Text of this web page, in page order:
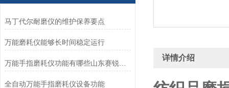
马丁代尔耐磨仪的维护保养要点
万能磨耗仪能够长时间稳定运行
万能手指磨耗仪功能有哪些山东赛锐特告诉你
全自动万能手指磨耗仪设备功能
详情介绍